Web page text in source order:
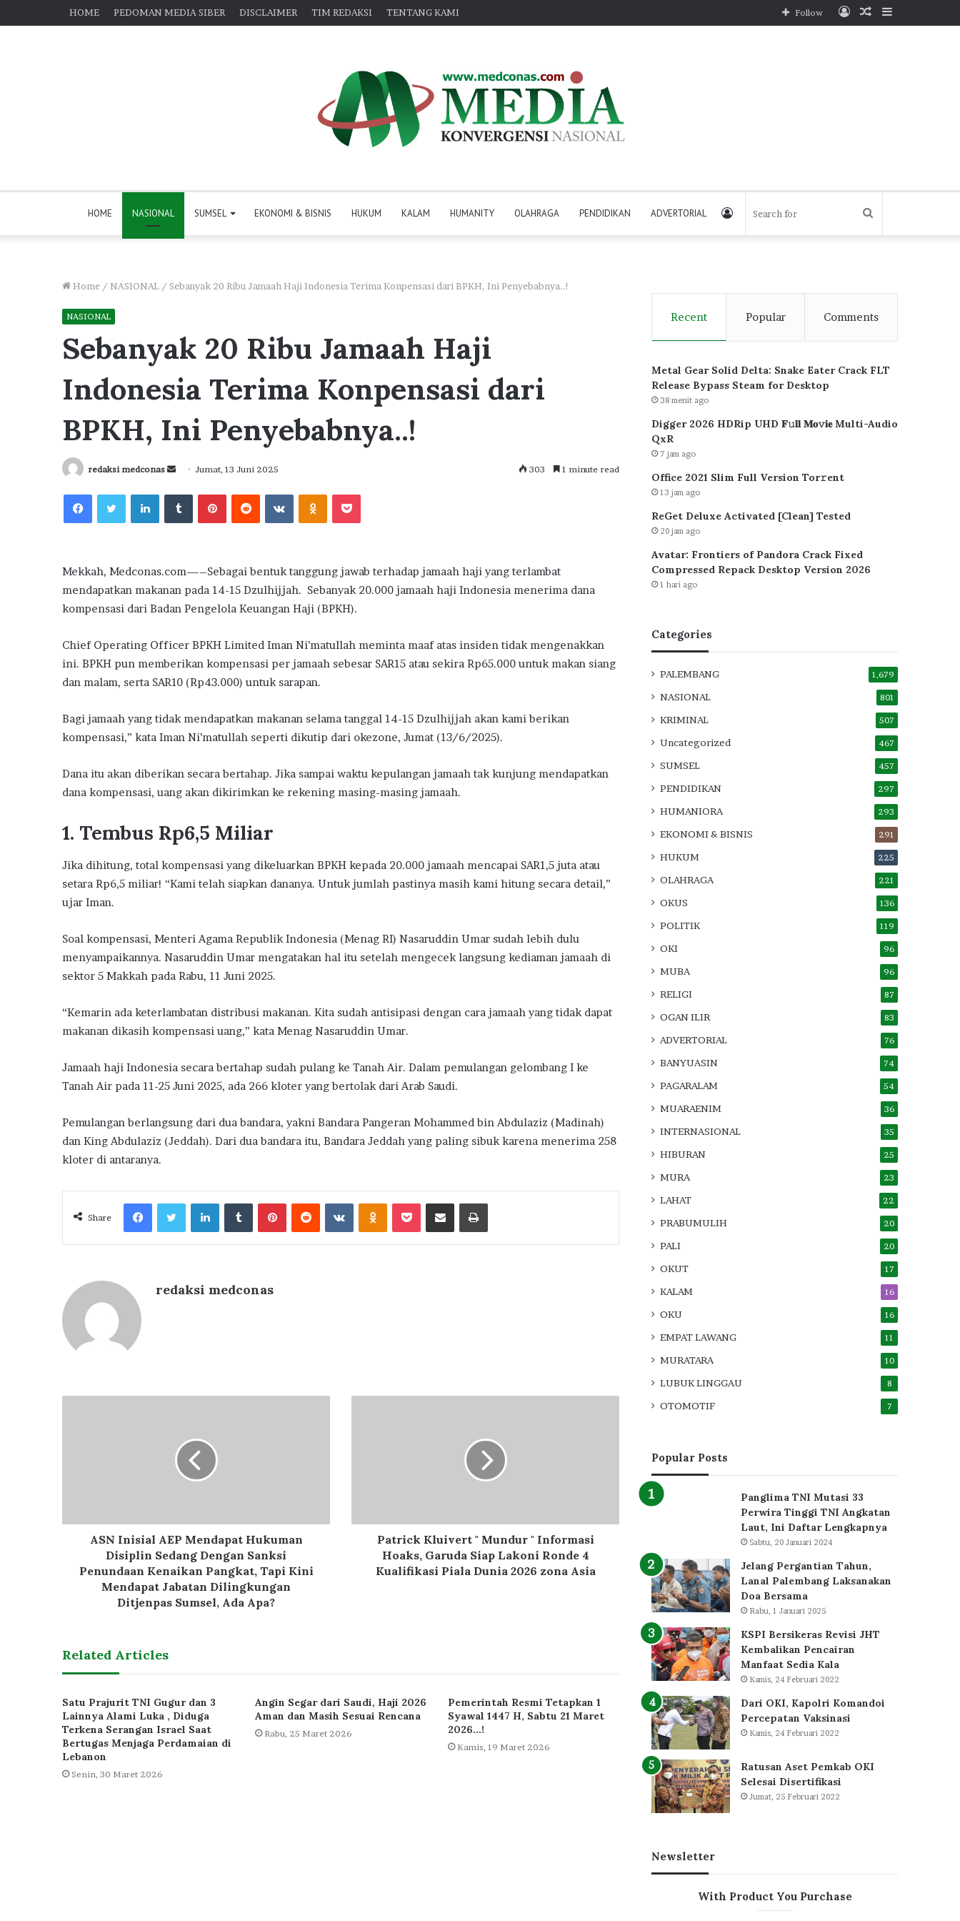
HOME PEDOMAN MEDIA SIBER DISCLAIMER TIM REDAKSI TENTANG KAMI Sidebar
Random
Log
Follow
HOME NASIONAL SUMSEL EKONOMI & BISNIS HUKUM KALAM HUMANITY OLAHRAGA PENDIDIKAN ADVERTORIAL Search
Log
Home / NASIONAL / Sebanyak 20 Ribu Jamaah Haji Indonesia Terima Konpensasi dari BPKH, Ini Penyebabnya..!
NASIONAL
Sebanyak 20 Ribu Jamaah Haji
Indonesia Terima Konpensasi dari
BPKH, Ini Penyebabnya..!
redaksi medconas
Send
email
Jumat, 13 Juni 2025 303 1 minute read
FacebookTwitterLinkedInTumblrPinterestReddit VKontakteOdnoklassniki
Pocket
Mekkah, Medconas.com—–Sebagai bentuk tanggung jawab terhadap jamaah haji yang terlambat
mendapatkan makanan pada 14-15 Dzulhijjah. Sebanyak 20.000 jamaah haji Indonesia menerima dana
kompensasi dari Badan Pengelola Keuangan Haji (BPKH).
Chief Operating Officer BPKH Limited Iman Ni’matullah meminta maaf atas insiden tidak mengenakkan
ini. BPKH pun memberikan kompensasi per jamaah sebesar SAR15 atau sekira Rp65.000 untuk makan siang
dan malam, serta SAR10 (Rp43.000) untuk sarapan.
Bagi jamaah yang tidak mendapatkan makanan selama tanggal 14-15 Dzulhijjah akan kami berikan
kompensasi,” kata Iman Ni’matullah seperti dikutip dari okezone, Jumat (13/6/2025).
Dana itu akan diberikan secara bertahap. Jika sampai waktu kepulangan jamaah tak kunjung mendapatkan
dana kompensasi, uang akan dikirimkan ke rekening masing-masing jamaah.
1. Tembus Rp6,5 Miliar
Jika dihitung, total kompensasi yang dikeluarkan BPKH kepada 20.000 jamaah mencapai SAR1,5 juta atau
setara Rp6,5 miliar! “Kami telah siapkan dananya. Untuk jumlah pastinya masih kami hitung secara detail,”
ujar Iman.
Soal kompensasi, Menteri Agama Republik Indonesia (Menag RI) Nasaruddin Umar sudah lebih dulu
menyampaikannya. Nasaruddin Umar mengatakan hal itu setelah mengecek langsung kediaman jamaah di
sektor 5 Makkah pada Rabu, 11 Juni 2025.
“Kemarin ada keterlambatan distribusi makanan. Kita sudah antisipasi dengan cara jamaah yang tidak dapat
makanan dikasih kompensasi uang,” kata Menag Nasaruddin Umar.
Jamaah haji Indonesia secara bertahap sudah pulang ke Tanah Air. Dalam pemulangan gelombang I ke
Tanah Air pada 11-25 Juni 2025, ada 266 kloter yang bertolak dari Arab Saudi.
Pemulangan berlangsung dari dua bandara, yakni Bandara Pangeran Mohammed bin Abdulaziz (Madinah)
dan King Abdulaziz (Jeddah). Dari dua bandara itu, Bandara Jeddah yang paling sibuk karena menerima 258
kloter di antaranya.
Share
FacebookTwitterLinkedInTumblrPinterestReddit VKontakteOdnoklassniki
Pocket Share via Email Print
redaksi medconas
ASN Inisial AEP Mendapat Hukuman
Disiplin Sedang Dengan Sanksi
Penundaan Kenaikan Pangkat, Tapi Kini
Mendapat Jabatan Dilingkungan
Ditjenpas Sumsel, Ada Apa?
Patrick Kluivert " Mundur " Informasi
Hoaks, Garuda Siap Lakoni Ronde 4
Kualifikasi Piala Dunia 2026 zona Asia
Related Articles
Satu Prajurit TNI Gugur dan 3
Lainnya Alami Luka , Diduga
Terkena Serangan Israel Saat
Bertugas Menjaga Perdamaian di
Lebanon
Senin, 30 Maret 2026
Angin Segar dari Saudi, Haji 2026
Aman dan Masih Sesuai Rencana
Rabu, 25 Maret 2026
Pemerintah Resmi Tetapkan 1
Syawal 1447 H, Sabtu 21 Maret
2026…!
Kamis, 19 Maret 2026
Recent Popular Comments
Metal Gear Solid Delta: Snake Eater Crack FLT
Release Bypass Steam for Desktop
38 menit ago
Digger 2026 HDRip UHD 𝐅𝚞𝐥𝐥 𝐌𝐨𝚟𝐢𝐞 Multi-Audio
QxR
7 jam ago
Office 2021 Slim Full Version Tor𝚛ent
13 jam ago
ReGet Deluxe Activated [Clean] Tested
20 jam ago
Avatar: Frontiers of Pandora Crack Fixed
Compressed Repack Desktop Version 2026
1 hari ago
Categories
PALEMBANG 1,679
NASIONAL 801
KRIMINAL 507
Uncategorized 467
SUMSEL 457
PENDIDIKAN 297
HUMANIORA 293
EKONOMI & BISNIS 291
HUKUM 225
OLAHRAGA 221
OKUS 136
POLITIK 119
OKI 96
MUBA 96
RELIGI 87
OGAN ILIR 83
ADVERTORIAL 76
BANYUASIN 74
PAGARALAM 54
MUARAENIM 36
INTERNASIONAL 35
HIBURAN 25
MURA 23
LAHAT 22
PRABUMULIH 20
PALI 20
OKUT 17
KALAM 16
OKU 16
EMPAT LAWANG 11
MURATARA 10
LUBUK LINGGAU 8
OTOMOTIF 7
Popular Posts
Panglima TNI Mutasi 33
Perwira Tinggi TNI Angkatan
Laut, Ini Daftar Lengkapnya
Sabtu, 20 Januari 2024
Jelang Pergantian Tahun,
Lanal Palembang Laksanakan
Doa Bersama
Rabu, 1 Januari 2025
KSPI Bersikeras Revisi JHT
Kembalikan Pencairan
Manfaat Sedia Kala
Kamis, 24 Februari 2022
Dari OKI, Kapolri Komandoi
Percepatan Vaksinasi
Kamis, 24 Februari 2022
Ratusan Aset Pemkab OKI
Selesai Disertifikasi
Jumat, 25 Februari 2022
Newsletter
With Product You Purchase